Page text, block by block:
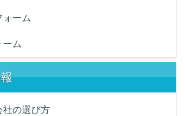
ォーム
ーム
社の選び方